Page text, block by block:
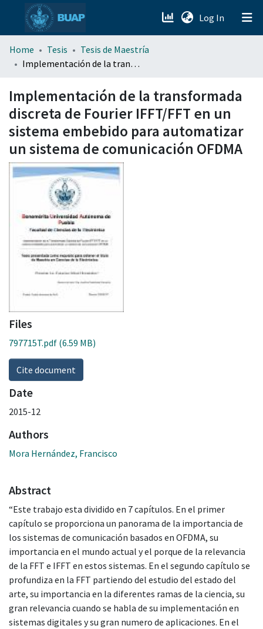
Log In (current)
menu.section.about_menu
Home Tesis
Tesis de Maestría
Implementación de la transformada discreta de Fourier IFFT/FFT en un sistema embebido para automatizar un sistema de comunicación OFDMA
Implementación de la transformada
discreta de Fourier IFFT/FFT en un
sistema embebido para automatizar
un sistema de comunicación OFDMA
Files
797715T.pdf (6.59 MB)
Cite document
Date
2015-12
Authors
Mora Hernández, Francisco
Abstract
“Este trabajo esta dividido en 7 capítulos. En el primer
capítulo se proporciona un panorama de la importancia de
los sistemas de comunicación basados en OFDMA, su
importancia en el mundo actual y el porque de la relevancia
de la FFT e IFFT en estos sistemas. En el segundo capítulo se
profundiza en la FFT partiendo del estudio del estado del
arte, su importancia en la diferentes ramas de la ciencia, su
gran relevancia cuando se habla de su implementación en
sistemas digitales y su gran numero de aplicaciones. En el